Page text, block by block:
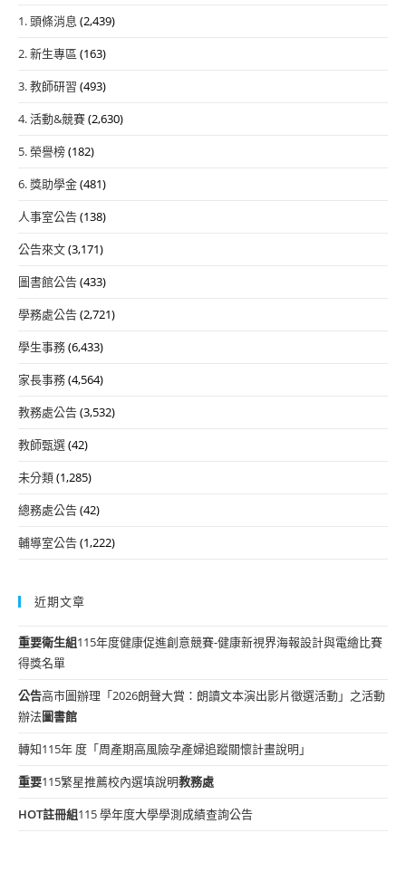
1. 頭條消息 (2,439)
2. 新生專區 (163)
3. 教師研習 (493)
4. 活動&競賽(2,630)
5. 榮譽榜(182)
6. 獎助學金(481)
人事室公告(138)
公告來文(3,171)
圖書館公告(433)
學務處公告(2,721)
學生事務(6,433)
家長事務(4,564)
教務處公告(3,532)
教師甄選(42)
未分類(1,285)
總務處公告(42)
輔導室公告(1,222)
近期文章
重要衛生組115年度健康促進創意競賽-健康新視界海報設計與電繪比賽
得獎名單
公告高市圖辦理「2026朗聲大賞：朗讀文本演出影片徵選活動」之活動
辦法圖書館
轉知115年 度「周產期高風險孕產婦追蹤關懷計畫說明」
重要115繁星推薦校內選填說明教務處
HOT註冊組115 學年度大學學測成績查詢公告